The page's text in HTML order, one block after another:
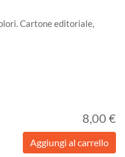
Cartone editoriale,
8,00 €